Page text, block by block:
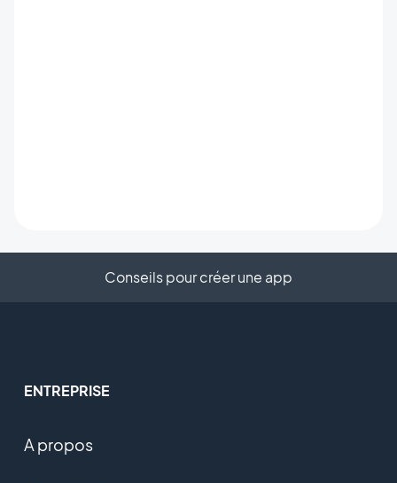
Conseils pour créer une app
ENTREPRISE
A propos